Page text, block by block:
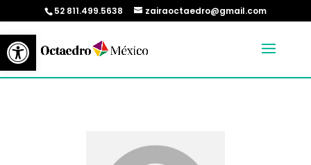
Abrir barra de herramientas
52 811.499.5638 zairaoctaedro@gmail.com